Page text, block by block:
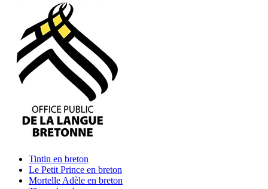
Tintin en breton
Le Petit Prince en breton
Mortelle Adèle en breton